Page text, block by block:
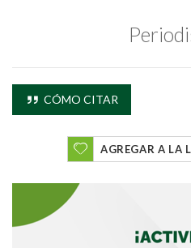
CÓMO CITAR
AGREGAR A LA